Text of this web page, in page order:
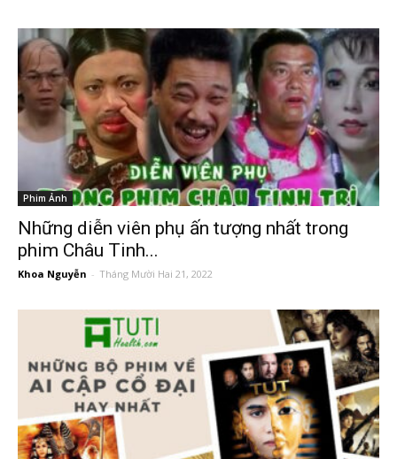
Phim Ảnh
Những diễn viên phụ ấn tượng nhất trong
phim Châu Tinh...
Khoa Nguyễn - Tháng Mười Hai 21, 2022